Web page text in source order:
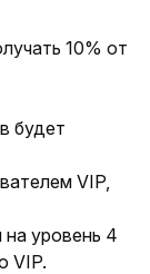
10% от
будет
VIP,
уровень 4
VIP.